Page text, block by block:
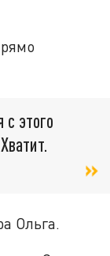
этого
Ольга.